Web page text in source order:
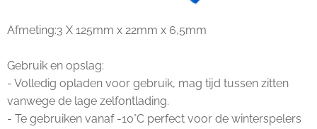
Afmeting:3 X 125mm x 22mm x 6,5mm
Gebruik en opslag:
- Volledig opladen voor gebruik, mag tijd tussen zitten
vanwege de lage zelfontlading.
- Te gebruiken vanaf -10°C perfect voor de winterspelers